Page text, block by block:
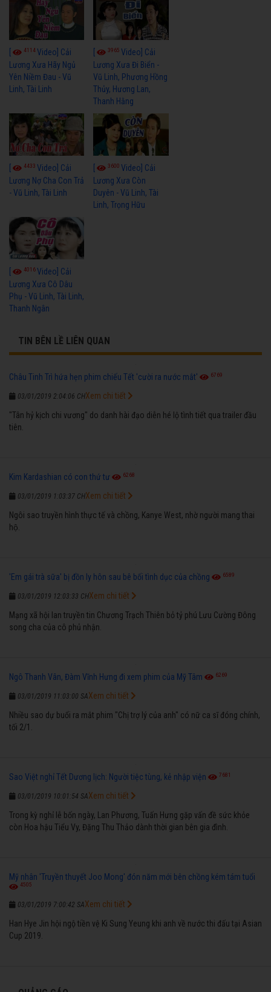
4114Video] Cải
Lương Xưa Hãy Ngủ
Yên Niềm Đau - Vũ
Linh, Tài Linh
3965Video] Cải
Lương Xưa Đi Biển -
Vũ Linh, Phương Hồng
Thủy, Hương Lan,
Thanh Hằng
4433 Video] Cải
Lương Nợ Cha Con Trả
- Vũ Linh, Tài Linh
3600Video] Cải
Lương Xưa Còn
Duyên - Vũ Linh, Tài
Linh, Trọng Hữu
[ 4016Video] Cải
Lương Xưa Cô Dâu
Phụ - Vũ Linh, Tài Linh,
Thanh Ngân
TIN BÊN LỀ LIÊN QUAN
Châu Tinh Trì hứa hẹn phim chiếu Tết 'cười ra nước mắt' 6769
03/01/2019 2:04:06 CH
"Tân hỷ kịch chi vương" do danh hài đạo diễn hé lộ tình tiết qua trailer đầu
tiên.
Xem chi tiết
Kim Kardashian có con thứ tư 6268
03/01/2019 1:03:37 CH
Ngôi sao truyền hình thực tế và chồng, Kanye West, nhờ người mang thai
hộ.
Xem chi tiết
'Em gái trà sữa' bị đồn ly hôn sau bê bối tình dục của chồng 6589
03/01/2019 12:03:33 CH
Mạng xã hội lan truyền tin Chương Trạch Thiên bỏ tỷ phú Lưu Cường Đông
song cha của cô phủ nhận.
Xem chi tiết
Ngô Thanh Vân, Đàm Vĩnh Hưng đi xem phim của Mỹ Tâm 6269
03/01/2019 11:03:00 SA
Nhiều sao dự buổi ra mắt phim "Chị trợ lý của anh" có nữ ca sĩ đóng chính,
tối 2/1.
Xem chi tiết
Sao Việt nghỉ Tết Dương lịch: Người tiệc tùng, kẻ nhập viện 7681
03/01/2019 10:01:54 SA
Trong kỳ nghỉ lễ bốn ngày, Lan Phương, Tuấn Hưng gặp vấn đề sức khỏe
còn Hoa hậu Tiểu Vy, Đặng Thu Thảo dành thời gian bên gia đình.
Xem chi tiết
Mỹ nhân 'Truyền thuyết Joo Mong' đón năm mới bên chồng kém tám tuổi
4505
03/01/2019 7:00:42 SA
Han Hye Jin hội ngộ tiền vệ Ki Sung Yeung khi anh về nước thi đấu tại Asian
Cup 2019.
Xem chi tiết